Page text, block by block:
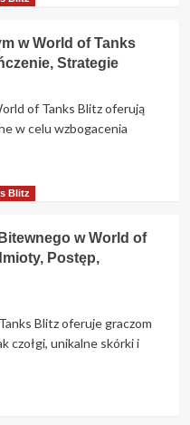
w World of Tanks
Strategie
of Tanks Blitz oferują
w celu wzbogacenia
Blitz
w World of
Postęp,
Blitz oferuje graczom
czołgi, unikalne skórki i